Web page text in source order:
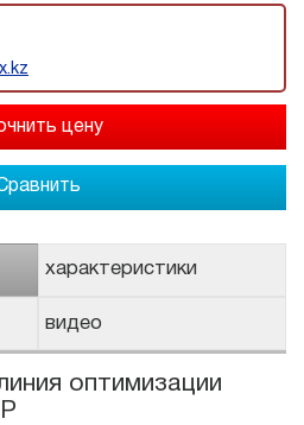
характеристики
видео
оптимизации